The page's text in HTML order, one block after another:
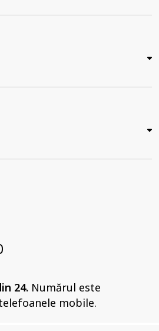
24. Numărul este
mobile.